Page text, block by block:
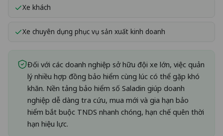
Xe khách
Xe chuyên dụng phục vụ sản xuất kinh doanh
Đối với các doanh nghiệp sở hữu đội xe lớn, việc quản
lý nhiều hợp đồng bảo hiểm cùng lúc có thể gặp khó
khăn. Nền tảng bảo hiểm số Saladin giúp doanh
nghiệp dễ dàng tra cứu, mua mới và gia hạn bảo
hiểm bắt buộc TNDS nhanh chóng, hạn chế quên thời
hạn hiệu lực.